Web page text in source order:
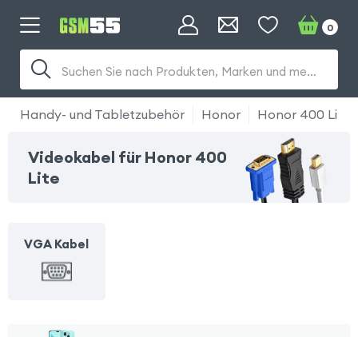
Suchen Sie nach Produkten, Marken und mehr...
0
Handy- und Tabletzubehör Honor Honor 400 Lite
Videokabel für Honor 400
Lite
VGA Kabel